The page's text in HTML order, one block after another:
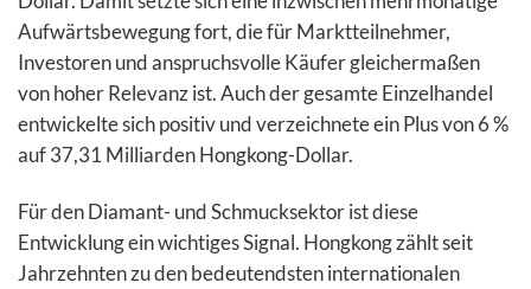
Aufwärtsbewegung fort, die für Marktteilnehmer,
Investoren und anspruchsvolle Käufer gleichermaßen
von hoher Relevanz ist. Auch der gesamte Einzelhandel
entwickelte sich positiv und verzeichnete ein Plus von 6 %
auf 37,31 Milliarden Hongkong-Dollar.
Für den Diamant- und Schmucksektor ist diese
Entwicklung ein wichtiges Signal. Hongkong zählt seit
Jahrzehnten zu den bedeutendsten internationalen